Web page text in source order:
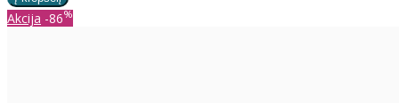
Akcija -86%